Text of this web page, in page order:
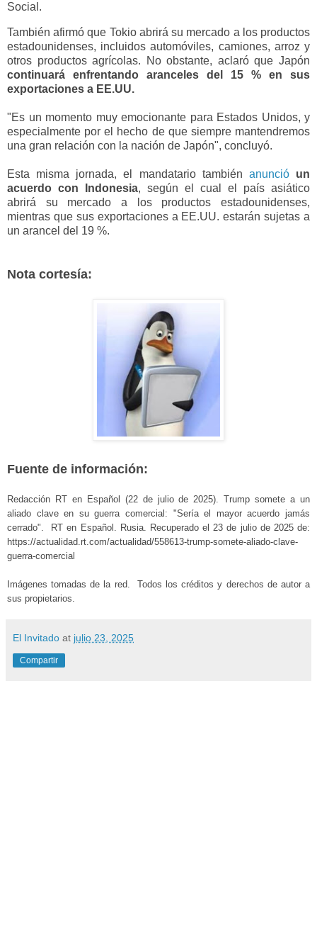
Social.
También afirmó que Tokio abrirá su mercado a los productos
estadounidenses, incluidos automóviles, camiones, arroz y
otros productos agrícolas. No obstante, aclaró que Japón
continuará enfrentando aranceles del 15 % en sus
exportaciones a EE.UU.
"Es un momento muy emocionante para Estados Unidos, y
especialmente por el hecho de que siempre mantendremos
una gran relación con la nación de Japón", concluyó.
Esta misma jornada, el mandatario también anunció un
acuerdo con Indonesia, según el cual el país asiático
abrirá su mercado a los productos estadounidenses,
mientras que sus exportaciones a EE.UU. estarán sujetas a
un arancel del 19 %.
Nota cortesía:
Fuente de información:
Redacción RT en Español (22 de julio de 2025). Trump somete a un
aliado clave en su guerra comercial: "Sería el mayor acuerdo jamás
cerrado". RT en Español. Rusia. Recuperado el 23 de julio de 2025 de:
https://actualidad.rt.com/actualidad/558613-trump-somete-aliado-clave-
guerra-comercial
Imágenes tomadas de la red. Todos los créditos y derechos de autor a
sus propietarios.
El Invitado at julio 23, 2025
Compartir